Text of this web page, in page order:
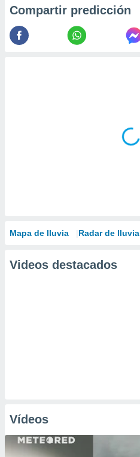
Compartir predicción
Mapa de lluvia Radar de lluvia
Videos destacados
Vídeos